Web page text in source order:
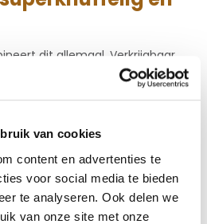
van cookies
content en advertenties te
voor social media te bieden
te analyseren. Ook delen we
van onze site met onze
dit allemaal. Verkrijgbaar
roestvrijstalen of zwart
fauteuil voor gezellige
ziet er dankzij de
en comfortabel uit!
Lederland, kun je ook voor de
leerkwaliteiten,
de fauteuil jouw ideale fauteuil.